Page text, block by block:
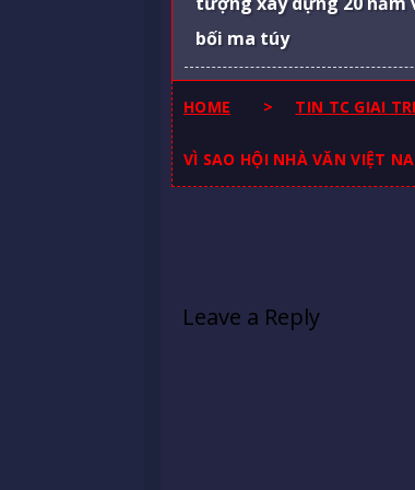
bối ma túy
HOME > TIN TC GIAI TRI
VÌ SAO HỘI NHÀ VĂN VIỆT
Leave a Reply